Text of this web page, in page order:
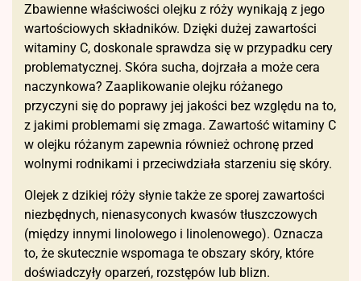
Zbawienne właściwości olejku z róży wynikają z jego
wartościowych składników. Dzięki dużej zawartości
witaminy C, doskonale sprawdza się w przypadku cery
problematycznej. Skóra sucha, dojrzała a może cera
naczynkowa? Zaaplikowanie olejku różanego
przyczyni się do poprawy jej jakości bez względu na to,
z jakimi problemami się zmaga. Zawartość witaminy C
w olejku różanym zapewnia również ochronę przed
wolnymi rodnikami i przeciwdziała starzeniu się skóry.
Olejek z dzikiej róży słynie także ze sporej zawartości
niezbędnych, nienasyconych kwasów tłuszczowych
(między innymi linolowego i linolenowego). Oznacza
to, że skutecznie wspomaga te obszary skóry, które
doświadczyły oparzeń, rozstępów lub blizn.